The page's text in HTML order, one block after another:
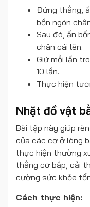
Đứng thẳng,
bốn ngón
Sau đó, ấn
chân cái lên.
Giữ mỗi lần
10 lần.
Thực hiện
Nhặt đồ vật
Bài tập này giúp
của các cơ ở lòng
thực hiện thường
thẳng cơ bắp, cải
cường sức khỏe
Cách thực hiện: